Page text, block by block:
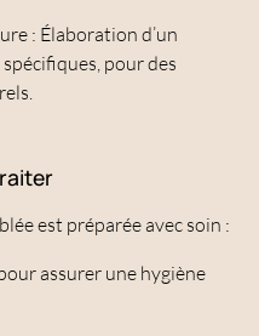
: Élaboration d’un
pour des
est préparée avec soin :
assurer une hygiène